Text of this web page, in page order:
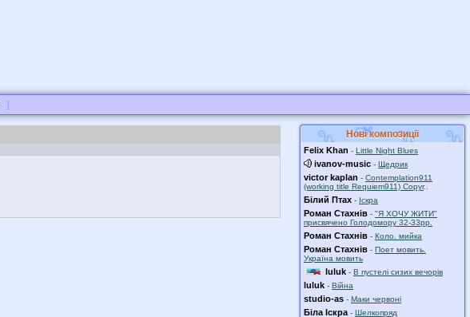
Нові композиції
Felix Khan - Little Night Blues
ivanov-music - Щедрик
victor kaplan - Contemplation911
(working title Requiem911) Copyr..
Білий Птах - Іскра
Роман Стахнів - "Я ХОЧУ ЖИТИ"
присвячено Голодомору 32-33рр.
Роман Стахнів - Коло. мийка
Роман Стахнів - Поет мовить.
Україна мовить
luluk - В пустелі сизих вечорів
luluk - Війна
studio-as - Маки червоні
Біла Іскра - Шелкопряд